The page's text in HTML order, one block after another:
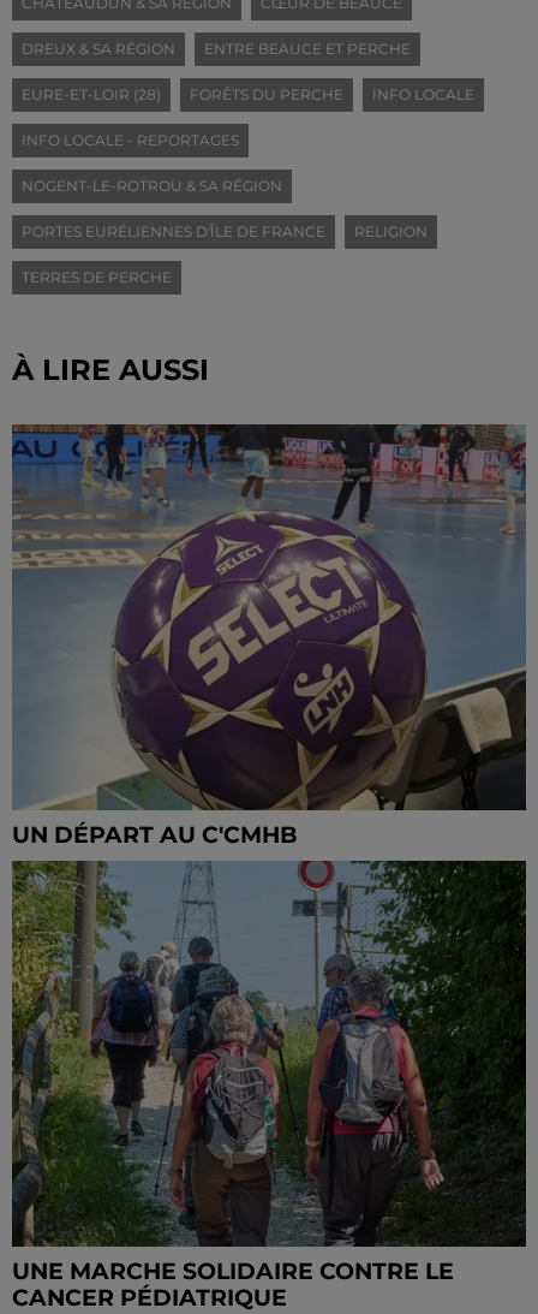
DREUX & SA RÉGION ENTRE BEAUCE ET PERCHE
EURE-ET-LOIR (28) FORÊTS DU PERCHE INFO LOCALE
INFO LOCALE - REPORTAGES
NOGENT-LE-ROTROU & SA RÉGION
PORTES EURÉLIENNES D'ÎLE DE FRANCE RELIGION
TERRES DE PERCHE
À LIRE AUSSI
UN DÉPART AU C'CMHB
UNE MARCHE SOLIDAIRE CONTRE LE
CANCER PÉDIATRIQUE